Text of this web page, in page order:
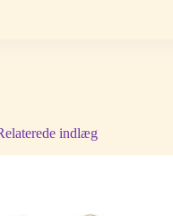
indlæg